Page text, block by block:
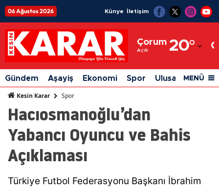
06 Ağustos 2026 Künye İletişim
Çorum
Açık 20°
Adıyaman
Afyonkarahisar
Ağrı
Amasya
Ankara
Gündem Aşayiş Ekonomi Spor Ulusal Siyaset
MENÜ
Kesin Karar Spor
Hacıosmanoğlu’dan
Yabancı Oyuncu ve Bahis
Açıklaması
Türkiye Futbol Federasyonu Başkanı İbrahim